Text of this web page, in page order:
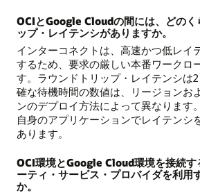
OCIとGoogle Cloudの間には、どのく
ップ・レイテンシがありますか。
インターコネクトは、高速かつ低レイ
するため、要求の厳しい本番ワークロ
す。ラウンドトリップ・レイテンシは
確な待機時間の数値は、リージョンお
ンのデプロイ方法によって異なります
自身のアプリケーションでレイテンシ
あります。
OCI環境とGoogle Cloud環境を接続す
ーティ・サービス・プロバイダを利用
か。